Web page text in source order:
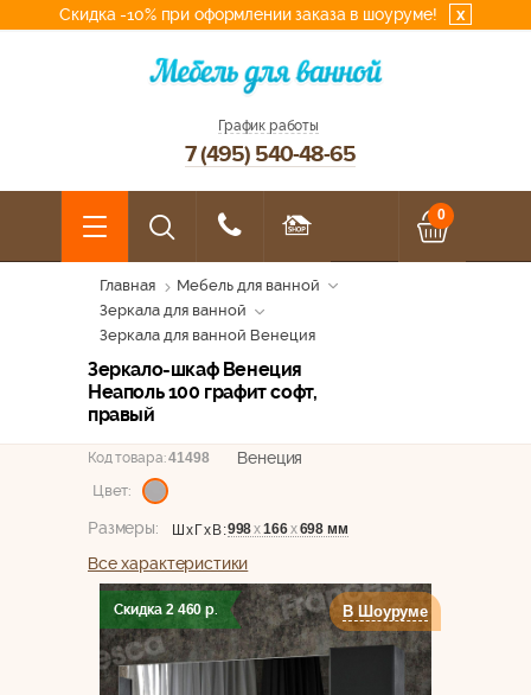
Скидка -10% при оформлении заказа в шоуруме! x
График работы
7 (495) 540-48-65
0
Главная
Мебель для ванной
Зеркала для ванной
Зеркала для ванной Венеция
Зеркало-шкаф Венеция
Неаполь 100 графит софт,
правый
Код товара: 41498 Венеция
Цвет:
Размеры: ШхГхВ:998х166х698 мм
Все характеристики
Скидка 2 460р. В Шоуруме